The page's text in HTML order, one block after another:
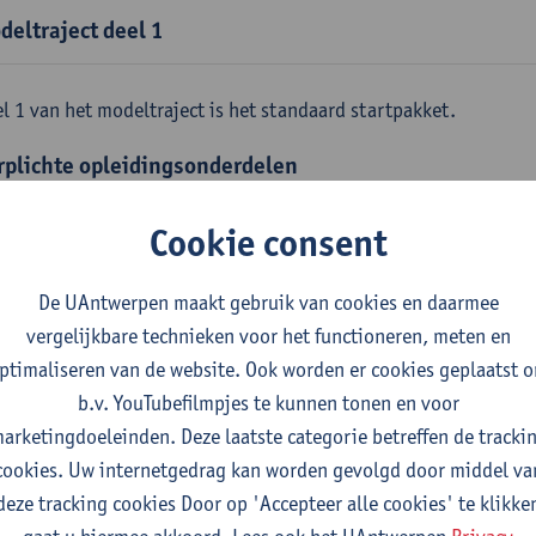
deel 1
1 van het modeltraject is het standaard startpakket.
opleidingsonderdelen
1E SEM
methoden en technieken
1E SEM
Jan Sijbers
chemie m.i.v. labovaardigheden
1E SEM
Frank Blockhuys Christophe De Bie
Cookie consent
De UAntwerpen maakt gebruik van cookies en daarmee
vergelijkbare technieken voor het functioneren, meten en
van de website. Ook worden er cookies geplaatst
b.v. YouTubefilmpjes te kunnen tonen en voor
Deze laatste categorie betreffen de
Uw internetgedrag kan worden gevolgd door middel
tracking cookies Door op 'Accepteer alle cookies' te